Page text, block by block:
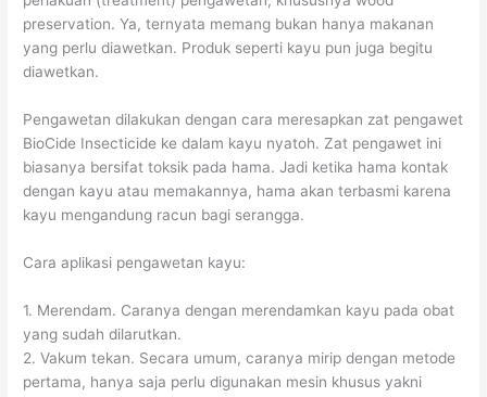
preservation. Ya, ternyata memang bukan hanya makanan
yang perlu diawetkan. Produk seperti kayu pun juga begitu
diawetkan.
Pengawetan dilakukan dengan cara meresapkan zat pengawet
BioCide Insecticide ke dalam kayu nyatoh. Zat pengawet ini
biasanya bersifat toksik pada hama. Jadi ketika hama kontak
dengan kayu atau memakannya, hama akan terbasmi karena
kayu mengandung racun bagi serangga.
Cara aplikasi pengawetan kayu:
1. Merendam. Caranya dengan merendamkan kayu pada obat
yang sudah dilarutkan.
2. Vakum tekan. Secara umum, caranya mirip dengan metode
pertama, hanya saja perlu digunakan mesin khusus yakni